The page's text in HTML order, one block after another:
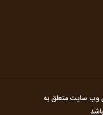
وب سایت متعلق به